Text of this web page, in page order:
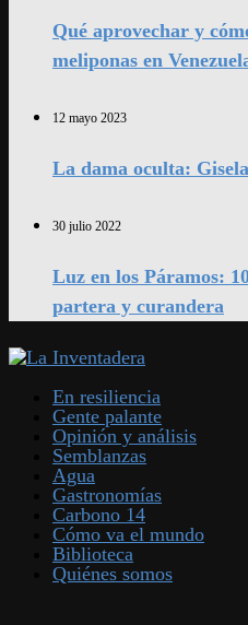
Qué aprovechar y
meliponas en
12 mayo 2023
La dama oculta:
30 julio 2022
Luz en los Páramos:
partera y curandera
En resiliencia
Gente palante
Opinión y análisis
Semblanzas
Agua
Gastronomías
Carbono 14
Cómo va el mundo
Biblioteca
Quiénes somos